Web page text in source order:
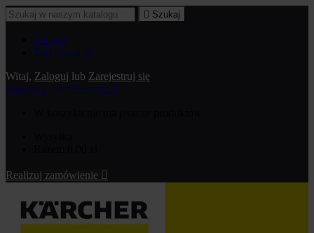
 Szukaj
Zaloguj
Zarejestruj się
Witaj, Zaloguj lub Zarejestruj się
shopping_cart Koszyk: 0
Realizuj zamówienie 